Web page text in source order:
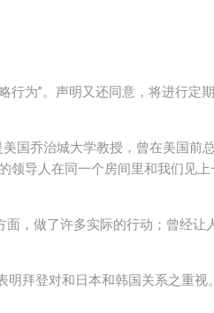
行为”。声明又还同意，将进行定期
美国乔治城大学教授，曾在美国前
领导人在同一个房间里和我们见上
，做了许多实际的行动；曾经让
明拜登对和日本和韩国关系之重视